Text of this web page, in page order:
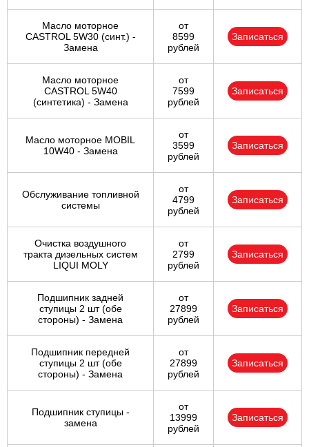
Масло моторное
CASTROL 5W30 (синт.) -
Замена
от
8599
рублей
Записаться
Масло моторное
CASTROL 5W40
(синтетика) - Замена
от
7599
рублей
Записаться
Масло моторное MOBIL
10W40 - Замена
от
3599
рублей
Записаться
Обслуживание топливной
системы
от
4799
рублей
Записаться
Очистка воздушного
тракта дизельных систем
LIQUI MOLY
от
2799
рублей
Записаться
Подшипник задней
ступицы 2 шт (обе
стороны) - Замена
от
27899
рублей
Записаться
Подшипник передней
ступицы 2 шт (обе
стороны) - Замена
от
27899
рублей
Записаться
Подшипник ступицы -
замена
от
13999
рублей
Записаться